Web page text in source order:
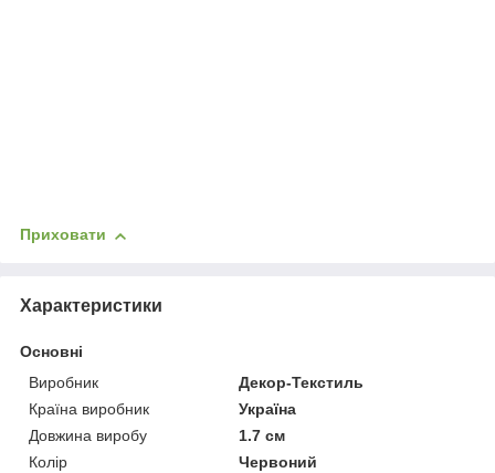
Приховати
Характеристики
Основні
Виробник
Декор-Текстиль
Країна виробник
Україна
Довжина виробу
1.7 см
Колір
Червоний